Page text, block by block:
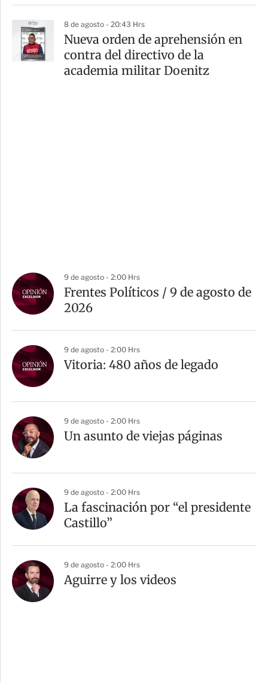
8 de agosto - 20:43 Hrs
Nueva orden de aprehensión en
contra del directivo de la
academia militar Doenitz
9 de agosto - 2:00 Hrs
Frentes Políticos / 9 de agosto de
2026
9 de agosto - 2:00 Hrs
Vitoria: 480 años de legado
9 de agosto - 2:00 Hrs
Un asunto de viejas páginas
9 de agosto - 2:00 Hrs
La fascinación por “el presidente
Castillo”
9 de agosto - 2:00 Hrs
Aguirre y los videos